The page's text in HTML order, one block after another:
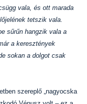
vala, és ott marada
tetszik vala.
sűrűn hangzik vala a
a keresztények
sokan a dolgot csak
szereplő „nagyocska